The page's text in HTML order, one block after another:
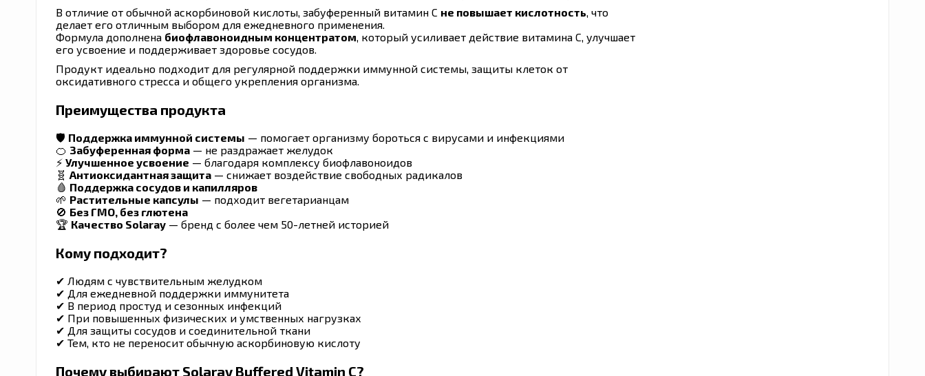
В отличие от обычной аскорбиновой кислоты, забуференный витамин C не повышает кислотность , что
делает его отличным выбором для ежедневного применения.
Формула дополнена биофлавоноидным концентратом , который усиливает действие витамина C, улучшает
его усвоение и поддерживает здоровье сосудов.
Продукт идеально подходит для регулярной поддержки иммунной системы, защиты клеток от
оксидативного стресса и общего укрепления организма.
Преимущества продукта
🛡 Поддержка иммунной системы — помогает организму бороться с вирусами и инфекциями
🍊 Забуференная форма — не раздражает желудок
⚡ Улучшенное усвоение — благодаря комплексу биофлавоноидов
🧬 Антиоксидантная защита — снижает воздействие свободных радикалов
🩸 Поддержка сосудов и капилляров
🌱 Растительные капсулы — подходит вегетарианцам
🚫 Без ГМО, без глютена
🏆 Качество Solaray — бренд с более чем 50-летней историей
Кому подходит?
✔ Людям с чувствительным желудком
✔ Для ежедневной поддержки иммунитета
✔ В период простуд и сезонных инфекций
✔ При повышенных физических и умственных нагрузках
✔ Для защиты сосудов и соединительной ткани
✔ Тем, кто не переносит обычную аскорбиновую кислоту
Почему выбирают Solaray Buffered Vitamin C?